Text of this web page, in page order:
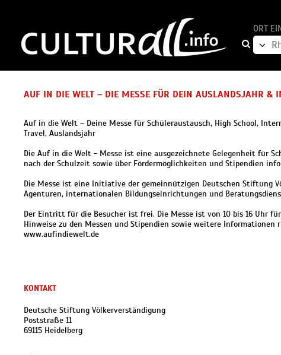
ORT
AUF IN DIE WELT – DIE MESSE FÜR DEIN AUSLANDSJAHR &
Auf in die Welt – Deine Messe für Schüleraustausch, High School,
Travel, Auslandsjahr
Die Auf in die Welt - Messe ist eine ausgezeichnete Gelegenheit für
nach der Schulzeit sowie über Fördermöglichkeiten und Stipendien
Die Messe ist eine Initiative der gemeinnützigen Deutschen Stiftung
Agenturen, internationalen Bildungseinrichtungen und
Der Eintritt für die Besucher ist frei. Die Messe ist von 10 bis 16 Uhr
Hinweise zu den Messen und Stipendien sowie weitere
www.aufindiewelt.de
KONTAKT
Deutsche Stiftung Völkerverständigung
Poststraße 11
69115 Heidelberg